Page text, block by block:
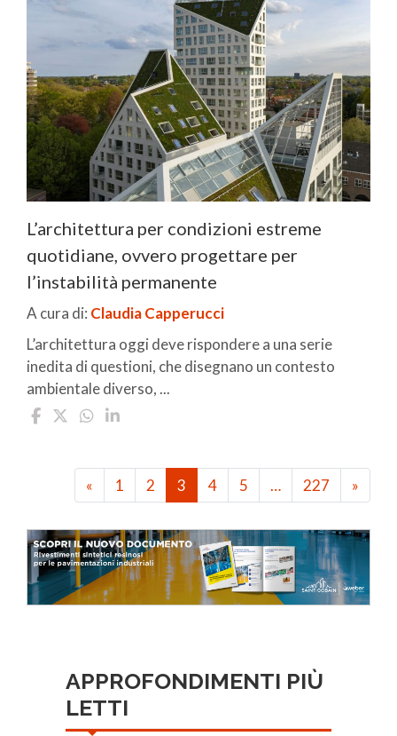
L’architettura per condizioni estreme
quotidiane, ovvero progettare per
l’instabilità permanente
A cura di: Claudia Capperucci
L’architettura oggi deve rispondere a una serie
inedita di questioni, che disegnano un contesto
ambientale diverso, ...
« 1 2 3 4 5 … 227 »
APPROFONDIMENTI PIÙ
LETTI